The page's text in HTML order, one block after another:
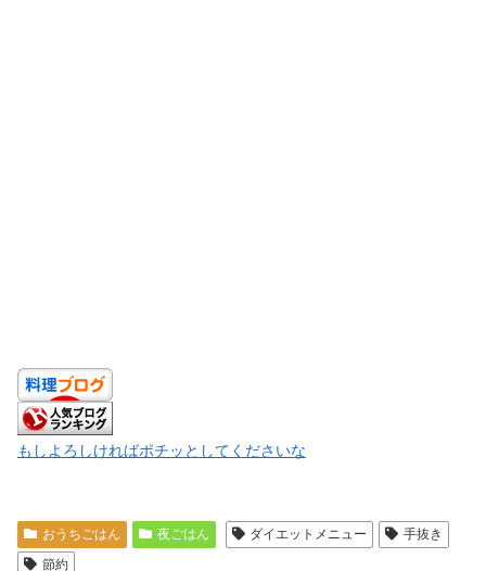
もしよろしければポチッとしてくださいな
おうちごはん 夜ごはん ダイエットメニュー
手抜き
節約